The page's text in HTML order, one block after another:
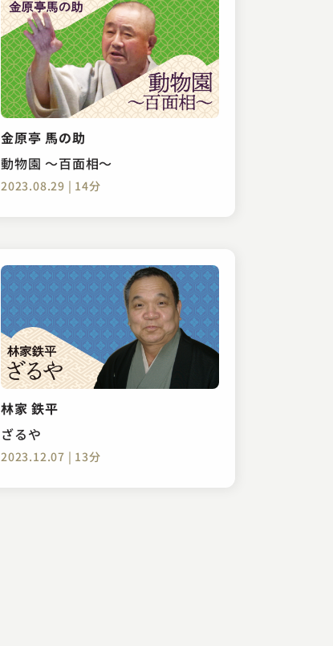
金原亭 馬の助
動物園 ～百面相～
2023.08.29 | 14分
林家 鉄平
ざるや
2023.12.07 | 13分